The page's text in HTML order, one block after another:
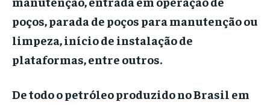
poços, parada de poços para manutenção ou
limpeza, início de instalação de
plataformas, entre outros.
De todo o petróleo produzido no Brasil em